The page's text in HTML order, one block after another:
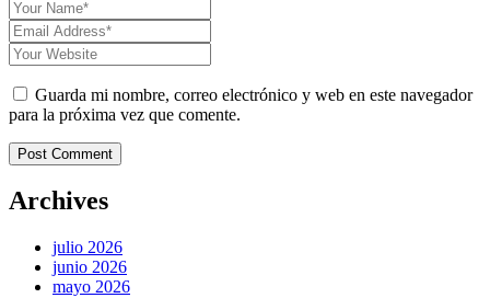
Guarda mi nombre, correo electrónico y web en este navegador
para la próxima vez que comente.
Post Comment
Archives
julio 2026
junio 2026
mayo 2026